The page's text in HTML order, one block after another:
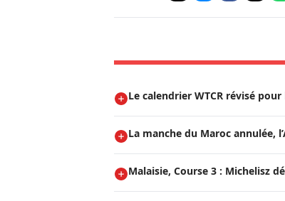
Le calendrier WTCR révisé
La manche du Maroc annulée,
Malaisie, Course 3 : Michelisz